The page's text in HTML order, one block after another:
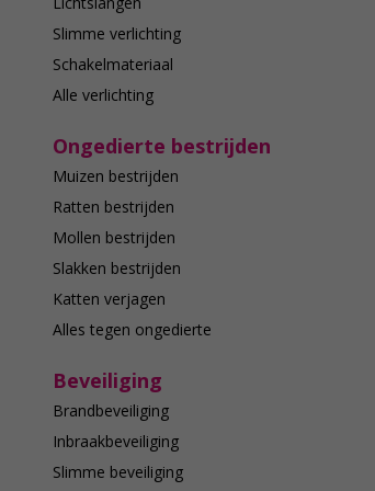
Slimme verlichting
Schakelmateriaal
Alle verlichting
Ongedierte bestrijden
Muizen bestrijden
Ratten bestrijden
Mollen bestrijden
Slakken bestrijden
Katten verjagen
Alles tegen ongedierte
Beveiliging
Brandbeveiliging
Inbraakbeveiliging
Slimme beveiliging